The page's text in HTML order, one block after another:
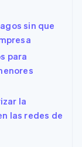
sin que
para
la
las redes de